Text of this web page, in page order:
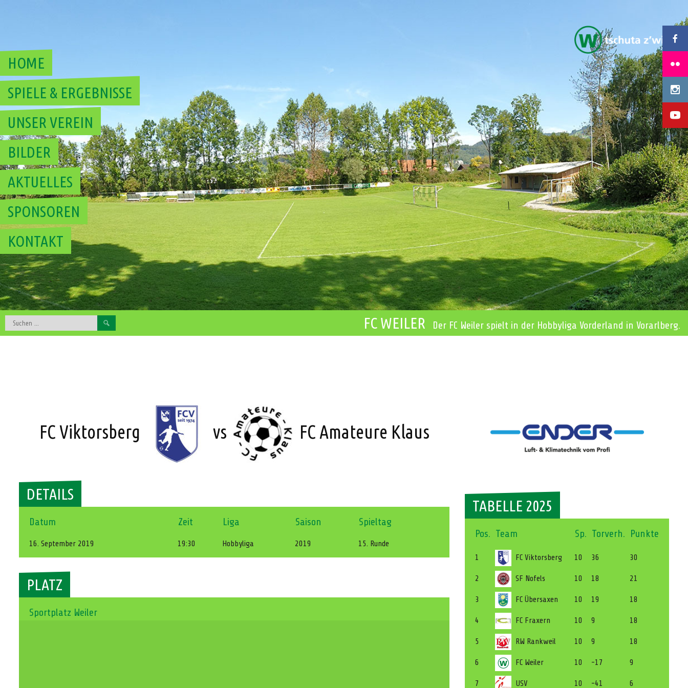
FC WEILER Der FC Weiler spielt in der Hobbyliga Vorderland in Vorarlberg.
HOME
SPIELE & ERGEBNISSE
UNSER VEREIN
BILDER
AKTUELLES
SPONSOREN
KONTAKT
Suchen
nach:
FC Viktorsberg vs FC Amateure Klaus
DETAILS
Datum Zeit Liga Saison Spieltag
16. September 2019 19:30 Hobbyliga 2019 15. Runde
PLATZ
Sportplatz Weiler
TABELLE 2025
Pos. Team Sp. Torverh. Punkte
1 FC Viktorsberg 10 36 30
2 SF Nofels 10 18 21
3 FC Übersaxen 10 19 18
4 FC Fraxern 10 9 18
5 RW Rankweil 10 9 18
6 FC Weiler 10 -17 9
7
USV
10 -41 6